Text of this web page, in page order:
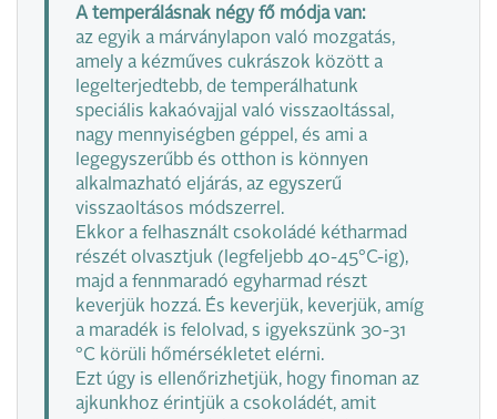
A temperálásnak négy fő módja van:
az egyik a márványlapon való mozgatás,
amely a kézműves cukrászok között a
legelterjedtebb, de temperálhatunk
speciális kakaóvajjal való visszaoltással,
nagy mennyiségben géppel, és ami a
legegyszerűbb és otthon is könnyen
alkalmazható eljárás, az egyszerű
visszaoltásos módszerrel.
Ekkor a felhasznált csokoládé kétharmad
részét olvasztjuk (legfeljebb 40-45°C-ig),
majd a fennmaradó egyharmad részt
keverjük hozzá. És keverjük, keverjük, amíg
a maradék is felolvad, s igyekszünk 30-31
°C körüli hőmérsékletet elérni.
Ezt úgy is ellenőrizhetjük, hogy finoman az
ajkunkhoz érintjük a csokoládét, amit